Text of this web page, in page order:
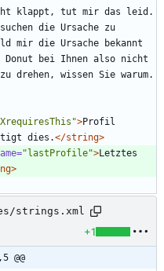
klappt, tut mir das leid.
die Ursache zu
mir die Ursache bekannt
Donut bei Ihnen also nicht
drehen, wissen Sie warum.
>Profil
dies.</string>
"lastProfile">Letztes
strings.xml
+1
@@